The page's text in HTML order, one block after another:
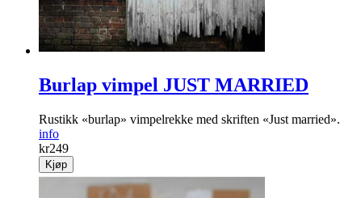
Burlap vimpel JUST MARRIED
Rustikk «burlap» vimpelrekke med skriften «Just married».
info
kr249
Kjøp